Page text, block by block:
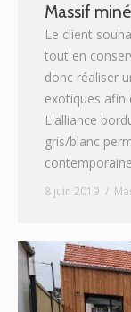
Massif
Le client
tout en
donc réaliser
exotiques afin
L'alliance
gris/blanc
8 juin 2019